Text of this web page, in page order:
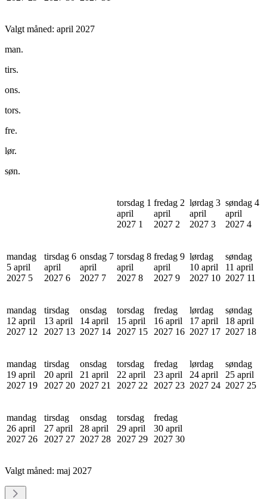
Valgt måned: april 2027
man.
tirs.
ons.
tors.
fre.
lør.
søn.
torsdag 1
april
2027 1
fredag 2
april
2027 2
lørdag 3
april
2027 3
søndag 4
april
2027 4
mandag
5 april
2027 5
tirsdag 6
april
2027 6
onsdag 7
april
2027 7
torsdag 8
april
2027 8
fredag 9
april
2027 9
lørdag
10 april
2027 10
søndag
11 april
2027 11
mandag
12 april
2027 12
tirsdag
13 april
2027 13
onsdag
14 april
2027 14
torsdag
15 april
2027 15
fredag
16 april
2027 16
lørdag
17 april
2027 17
søndag
18 april
2027 18
mandag
19 april
2027 19
tirsdag
20 april
2027 20
onsdag
21 april
2027 21
torsdag
22 april
2027 22
fredag
23 april
2027 23
lørdag
24 april
2027 24
søndag
25 april
2027 25
mandag
26 april
2027 26
tirsdag
27 april
2027 27
onsdag
28 april
2027 28
torsdag
29 april
2027 29
fredag
30 april
2027 30
Valgt måned: maj 2027